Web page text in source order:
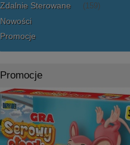
Zdalnie Sterowane (159)
Nowości
Promocje
Promocje